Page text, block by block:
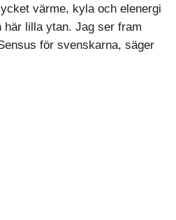
värme, kyla och elenergi
lilla ytan. Jag ser fram
för svenskarna, säger